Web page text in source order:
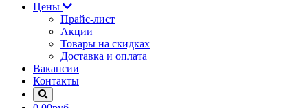
Цены
Прайс-лист
Акции
Товары на скидках
Доставка и оплата
Вакансии
Контакты